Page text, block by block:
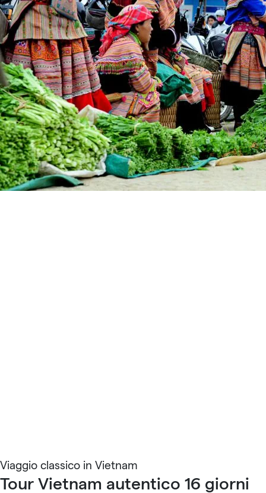
Viaggio classico in Vietnam
Tour Vietnam autentico 16 giorni